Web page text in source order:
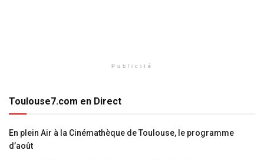
Publicité
Toulouse7.com en Direct
En plein Air à la Cinémathèque de Toulouse, le programme
d’août